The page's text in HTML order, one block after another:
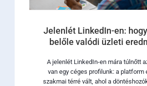
Jelenlét LinkedIn-en:
belőle valódi üzleti
A jelenlét LinkedIn-en mára túlnőtt
van egy céges profilunk: a platform
szakmai térré vált, ahol a